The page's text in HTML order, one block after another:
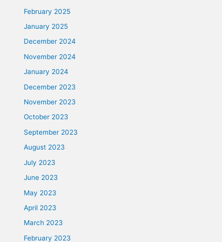
February 2025
January 2025
December 2024
November 2024
January 2024
December 2023
November 2023
October 2023
September 2023
August 2023
July 2023
June 2023
May 2023
April 2023
March 2023
February 2023